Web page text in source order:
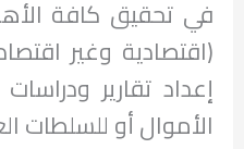
في تحقيق كافة
(اقتصادية وغير
إعداد تقارير
الأموال أو للسلطات